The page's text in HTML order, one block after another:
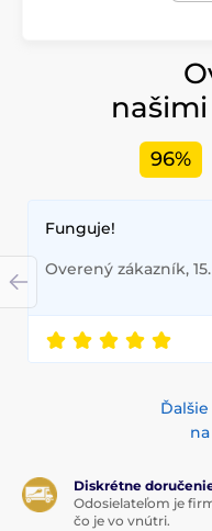
96%
Funguje!
Overený zákazník,
Diskrétne
Odosielateľom je
čo je vo vnútri.